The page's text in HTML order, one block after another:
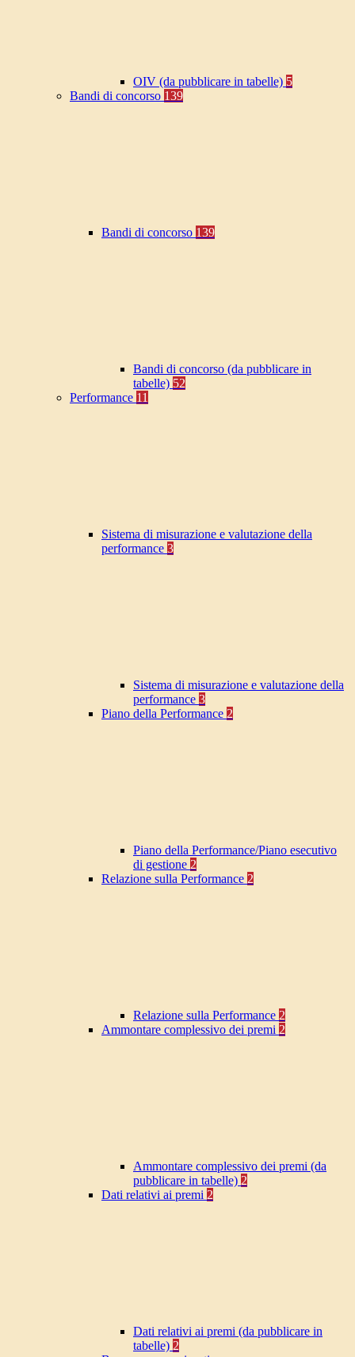
OIV (da pubblicare in tabelle) 5
Bandi di concorso 139
Bandi di concorso 139
Bandi di concorso (da pubblicare in
tabelle) 52
Performance 11
Sistema di misurazione e valutazione della
performance 3
Sistema di misurazione e valutazione della
performance 3
Piano della Performance 2
Piano della Performance/Piano esecutivo
di gestione 2
Relazione sulla Performance 2
Relazione sulla Performance 2
Ammontare complessivo dei premi 2
Ammontare complessivo dei premi (da
pubblicare in tabelle) 2
Dati relativi ai premi 2
Dati relativi ai premi (da pubblicare in
tabelle) 2